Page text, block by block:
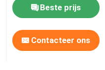
Beste prijs
Contacteer ons